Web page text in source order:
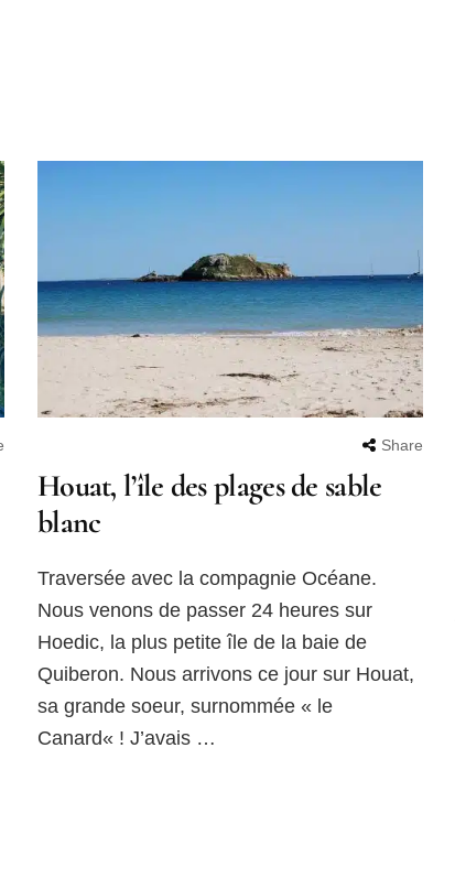
Share
Houat, l’île des plages de sable
blanc
Traversée avec la compagnie Océane.
Nous venons de passer 24 heures sur
Hoedic, la plus petite île de la baie de
Quiberon. Nous arrivons ce jour sur Houat,
sa grande soeur, surnommée « le
Canard« ! J’avais …